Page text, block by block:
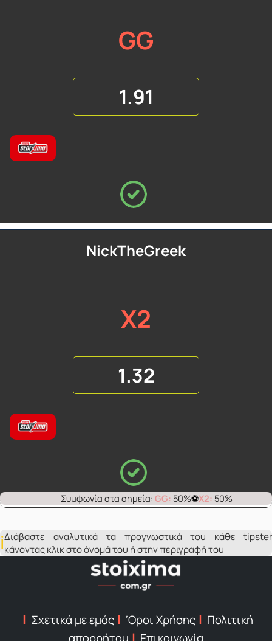
GG
1.91
NickTheGreek
X2
1.32
GG: 50% X2: 50%
Διάβαστε αναλυτικά τα προγνωστικά του κάθε tipster
κάνοντας κλικ στο όνομά του ή στην περιγραφή του
Σχετικά με εμάς ‘Οροι Χρήσης
Πολιτική